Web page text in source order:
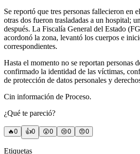
Se reportó que tres personas fallecieron en
otras dos fueron trasladadas a un hospital;
después. La Fiscalía General del Estado
acordonó la zona, levantó los cuerpos e
correspondientes.
Hasta el momento no se reportan personas
confirmado la identidad de las víctimas,
de protección de datos personales y
Cin información de Proceso.
¿Qué te pareció?
🔥0 👍0 😲0 😢0 😠0
Etiquetas